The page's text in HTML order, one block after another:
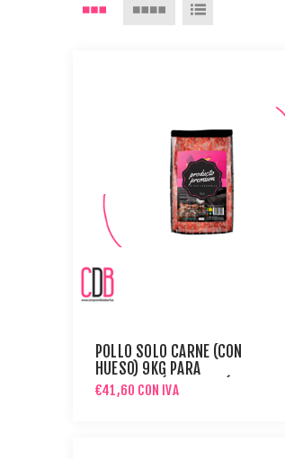
POLLO SOLO CARNE (CON
HUESO) 9KG PARA
PREPARACIÓN DE MENÚ BARF
€41,60 CON IVA